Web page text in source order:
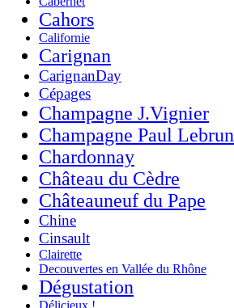
Cahors
Californie
Carignan
CarignanDay
Cépages
Champagne J.Vignier
Champagne Paul Lebrun
Chardonnay
Château du Cèdre
Châteauneuf du Pape
Chine
Cinsault
Clairette
Decouvertes en Vallée du Rhône
Dégustation
Délicieux !